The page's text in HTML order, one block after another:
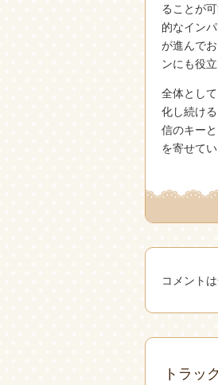
ることが
的なイン
が進んで
ンにも役
全体とし
化し続け
信のキー
を寄せて
コメント
トラッ